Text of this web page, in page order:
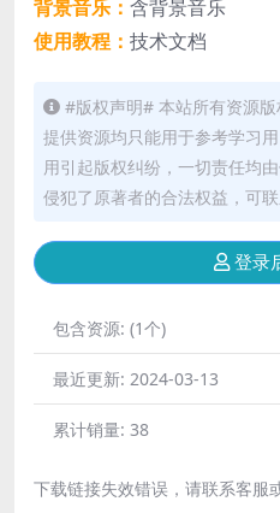
背景音乐： 含背景音乐
使用教程： 技术文档
#版权声明# 本站所有资源
提供资源均只能用于参考学习
用引起版权纠纷，一切责任均
侵犯了原著者的合法权益，可联
登录
包含资源: (1个)
最近更新: 2024-03-13
累计销量: 38
下载链接失效错误，请联系客服